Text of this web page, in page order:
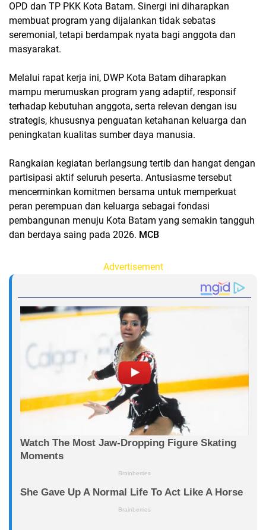
OPD dan TP PKK Kota Batam. Sinergi ini diharapkan
membuat program yang dijalankan tidak sebatas
seremonial, tetapi berdampak nyata bagi anggota dan
masyarakat.
Melalui rapat kerja ini, DWP Kota Batam diharapkan
mampu merumuskan program yang adaptif, responsif
terhadap kebutuhan anggota, serta relevan dengan isu
strategis, khususnya penguatan ketahanan keluarga dan
peningkatan kualitas sumber daya manusia.
Rangkaian kegiatan berlangsung tertib dan hangat dengan
partisipasi aktif seluruh peserta. Antusiasme tersebut
mencerminkan komitmen bersama untuk memperkuat
peran perempuan dan keluarga sebagai fondasi
pembangunan menuju Kota Batam yang semakin tangguh
dan berdaya saing pada 2026. MCB
Advertisement